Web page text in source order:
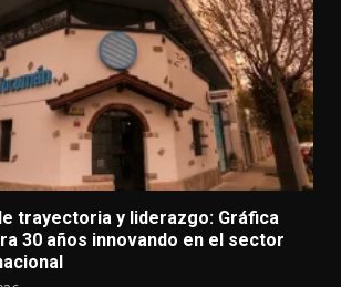
trayectoria y liderazgo: Gráfica
30 años innovando en el sector